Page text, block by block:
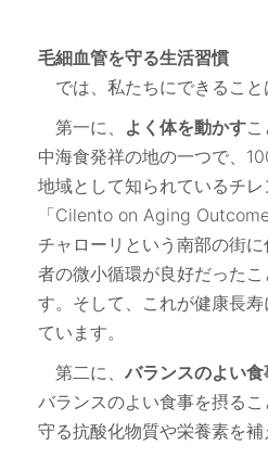
毛細血管を守る生活習慣
では、私たちにできること
第一に、 よく体を動かす
中海食発祥の地の一つで、
地域として知られているチ
「Cilento on Aging
チャローリという南部の街
者の微小循環が良好だった
す。そして、これが健康長
ています。
第二に、 バランスのよい食
バランスのよい食事を摂る
守る抗酸化物質や栄養素を補